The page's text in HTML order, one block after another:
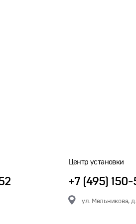
Центр установки
+7 (495)
ул. Мельникова,